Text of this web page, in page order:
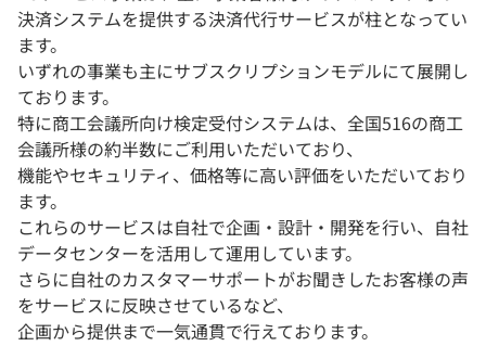
決済システムを提供する決済代行サービスが柱となってい
ます。
いずれの事業も主にサブスクリプションモデルにて展開し
ております。
特に商工会議所向け検定受付システムは、全国516の商工
会議所様の約半数にご利用いただいており、
機能やセキュリティ、価格等に高い評価をいただいており
ます。
これらのサービスは自社で企画・設計・開発を行い、自社
データセンターを活用して運用しています。
さらに自社のカスタマーサポートがお聞きしたお客様の声
をサービスに反映させているなど、
企画から提供まで一気通貫で行えております。